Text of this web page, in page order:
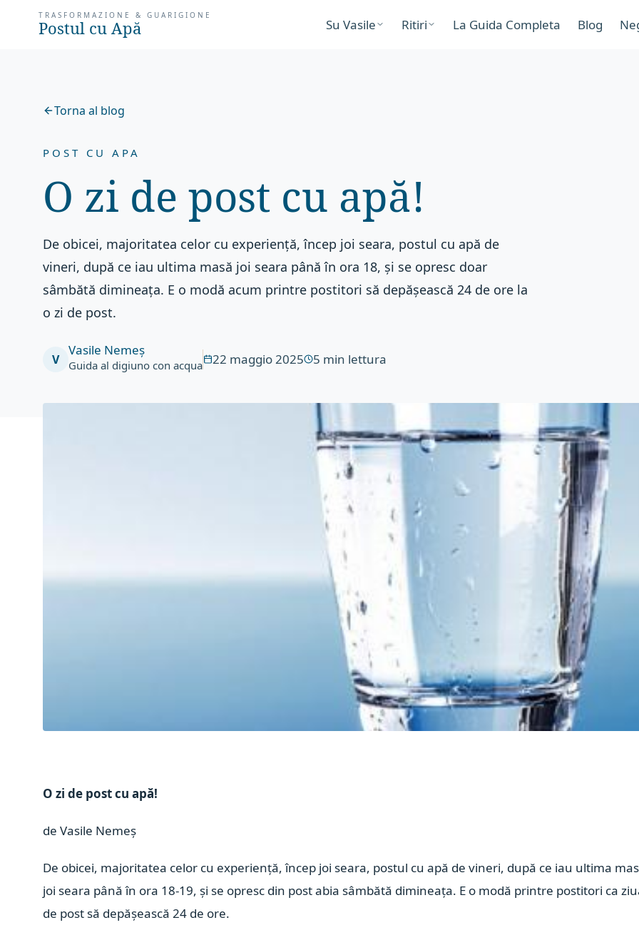
TRASFORMAZIONE & GUARIGIONE
Postul cu Apă Su Vasile Ritiri La Guida Completa Blog
Torna al blog
POST CU APA
O zi de post cu apă!
De obicei, majoritatea celor cu experiență, încep joi seara, postul cu apă de
vineri, după ce iau ultima masă joi seara până în ora 18, și se opresc doar
sâmbătă dimineața. E o modă acum printre postitori să depășească 24 de ore la
o zi de post.
V
Vasile Nemeș
Guida al digiuno con acqua 22 maggio 2025 5 min lettura
O zi de post cu apă!
de Vasile Nemeș
De obicei, majoritatea celor cu experiență, încep joi seara, postul cu apă de vineri, după ce iau ultima
joi seara până în ora 18-19, și se opresc din post abia sâmbătă dimineața. E o modă printre postitori ca
de post să depășească 24 de ore.